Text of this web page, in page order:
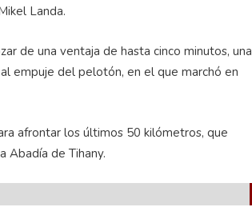
Landa.
de una ventaja de hasta cinco minutos, una
empuje del pelotón, en el que marchó en
afrontar los últimos 50 kilómetros, que
Abadía de Tihany.